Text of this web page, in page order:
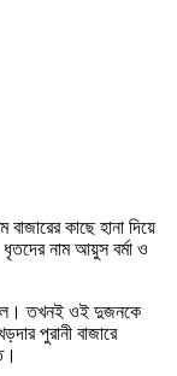
কাছে হানা দিয়ে
নাম আয়ুস বর্মা ও
তখনই ওই দুজনকে
পুরানী বাজারে